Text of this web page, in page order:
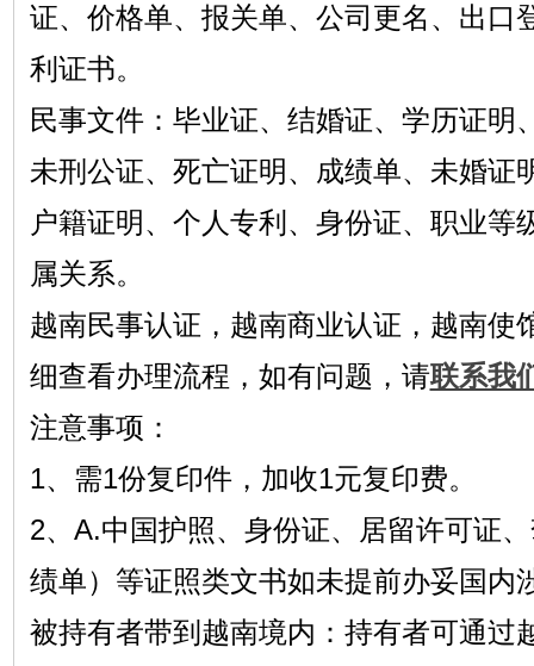
证、价格单、报关单、公司更名、出口
利证书。
民事文件：毕业证、结婚证、学历证明
未刑公证、死亡证明、成绩单、未婚证
户籍证明、个人专利、身份证、职业等
属关系。
越南民事认证，越南商业认证，越南使
细查看办理流程，如有问题，请联系我
注意事项：
1、需1份复印件，加收1元复印费。
2、A.中国护照、身份证、居留许可证
绩单）等证照类文书如未提前办妥国内
被持有者带到越南境内：持有者可通过